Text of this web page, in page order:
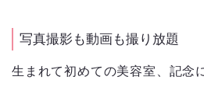
写真撮影も動画も撮り放題
生まれて初めての美容室、記念